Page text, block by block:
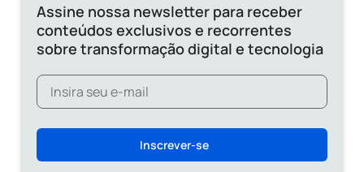
Assine nossa newsletter para receber
conteúdos exclusivos e recorrentes
sobre transformação digital e tecnologia
Inscrever-se